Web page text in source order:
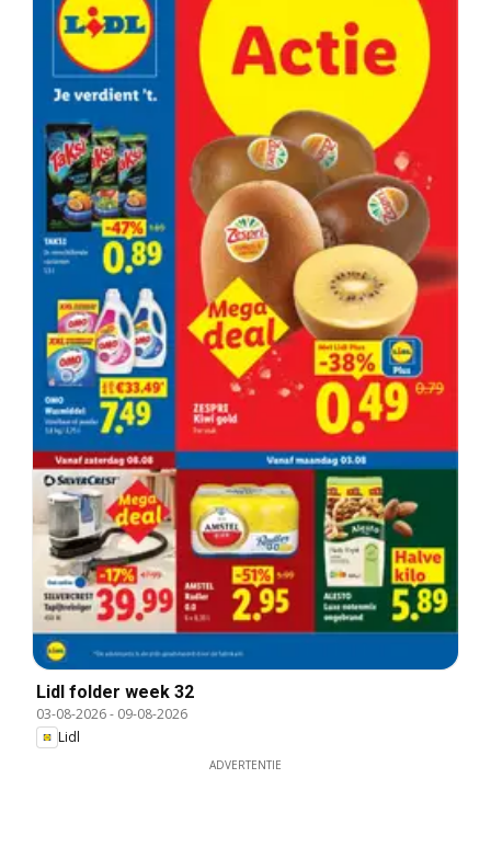
Lidl folder week 32
03-08-2026- 09-08-2026
Lidl
ADVERTENTIE